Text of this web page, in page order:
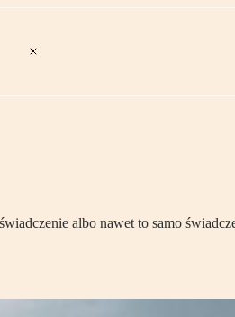
albo nawet to samo